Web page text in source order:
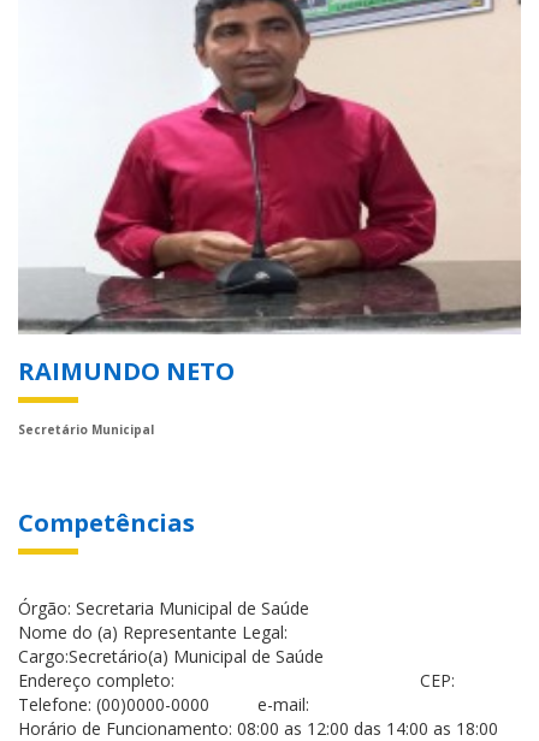
RAIMUNDO NETO
Secretário Municipal
Competências
Órgão: Secretaria Municipal de Saúde
Nome do (a) Representante Legal:
Cargo:Secretário(a) Municipal de Saúde
Endereço completo: CEP:
Telefone: (00)0000-0000 e-mail:
Horário de Funcionamento: 08:00 as 12:00 das 14:00 as 18:00